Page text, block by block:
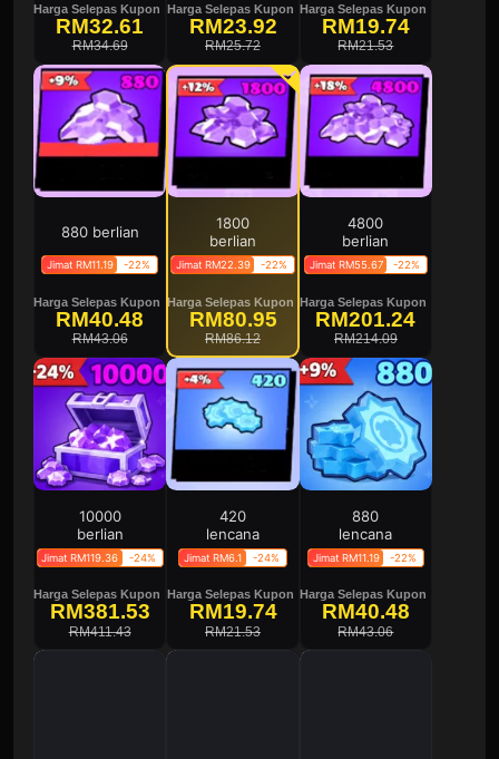
Harga Selepas Kupon
RM32.61
RM34.69
Harga Selepas Kupon
RM23.92
RM25.72
Harga Selepas Kupon
RM19.74
RM21.53
880 berlian
Jimat RM11.19 -22%
Harga Selepas Kupon
RM40.48
RM43.06
1800
berlian
Jimat RM22.39 -22%
Harga Selepas Kupon
RM80.95
RM86.12
4800
berlian
Jimat RM55.67 -22%
Harga Selepas Kupon
RM201.24
RM214.09
10000
berlian
Jimat RM119.36 -24%
Harga Selepas Kupon
RM381.53
RM411.43
420
lencana
Jimat RM6.1 -24%
Harga Selepas Kupon
RM19.74
RM21.53
880
lencana
Jimat RM11.19 -22%
Harga Selepas Kupon
RM40.48
RM43.06